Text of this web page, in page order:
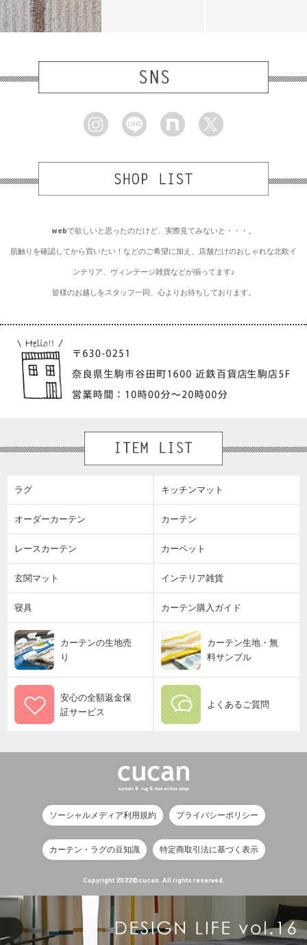
webで欲しいと思ったのだけど、実際見てみないと・・・。
肌触りを確認してから買いたい！などのご希望に加え、店舗だけのおしゃれな北欧イ
ンテリア、ヴィンテージ雑貨などが揃ってます♪
皆様のお越しをスタッフ一同、心よりお待ちしております。
ラグ キッチンマット
オーダーカーテン カーテン
レースカーテン カーペット
玄関マット インテリア雑貨
寝具 カーテン購入ガイド
カーテンの生地売
り
カーテン生地・無
料サンプル
安心の全額返金保
証サービス
よくあるご質問
ソーシャルメディア利用規約 プライバシーポリシー
カーテン・ラグの豆知識 特定商取引法に基づく表示
Copyright 2022©cucan. All rights reserved.